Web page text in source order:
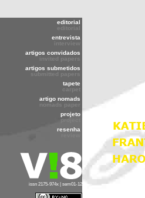
editorial
editorial
entrevista
interview
artigos convidados
invited papers
artigos submetidos
submitted papers
tapete
carpet
artigo nomads
nomads paper
projeto
project
resenha
issn 2175-974x | sem01-12